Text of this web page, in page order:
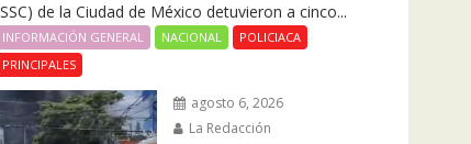
de la Ciudad de México detuvieron a cinco...
INFORMACIÓN GENERAL NACIONAL
POLICIACA
PRINCIPALES
agosto 6, 2026
La Redacción